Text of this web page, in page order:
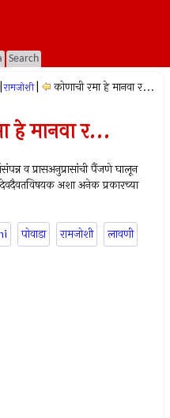
Search
रामजोशी कोणाची रमा हे मानवा र...
हे मानवा र...
व प्रासअनुप्रासांची पैंजणे घालून
अशा अनेक प्रकारच्या
पोवाडा रामजोशी लावणी